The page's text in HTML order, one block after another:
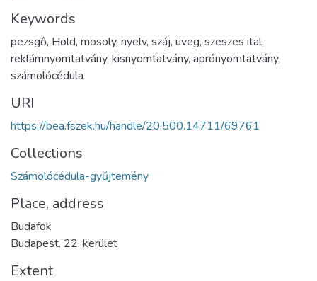
Keywords
pezsgő, Hold, mosoly, nyelv, száj, üveg, szeszes ital,
reklámnyomtatvány, kisnyomtatvány, aprónyomtatvány,
számolócédula
URI
https://bea.fszek.hu/handle/20.500.14711/69761
Collections
Számolócédula-gyűjtemény
Place, address
Budafok
Budapest. 22. kerület
Extent